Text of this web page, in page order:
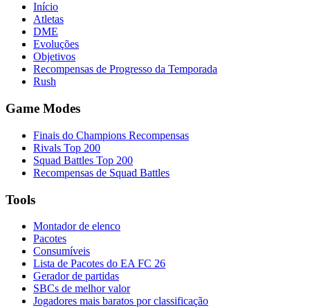
Início
Atletas
DME
Evoluções
Objetivos
Recompensas de Progresso da Temporada
Rush
Game Modes
Finais do Champions Recompensas
Rivals Top 200
Squad Battles Top 200
Recompensas de Squad Battles
Tools
Montador de elenco
Pacotes
Consumíveis
Lista de Pacotes do EA FC 26
Gerador de partidas
SBCs de melhor valor
Jogadores mais baratos por classificação